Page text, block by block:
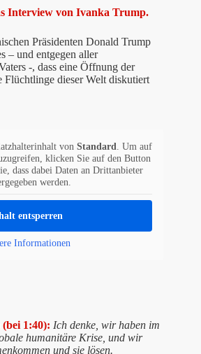
Interview von Ivanka Trump.
Präsidenten Donald Trump
– und entgegen aller
-, dass eine Öffnung der
Flüchtlinge dieser Welt diskutiert
von Standard
. Um auf
klicken Sie auf den Button
dass dabei Daten an Drittanbieter
werden.
entsperren
Informationen
1:40): Ich denke, wir haben im
humanitäre Krise, und wir
und sie lösen.